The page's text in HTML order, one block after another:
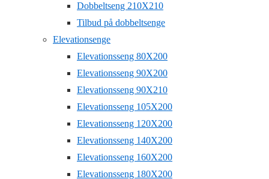
Dobbeltseng 210X210
Tilbud på dobbeltsenge
Elevationsenge
Elevationsseng 80X200
Elevationsseng 90X200
Elevationsseng 90X210
Elevationsseng 105X200
Elevationsseng 120X200
Elevationsseng 140X200
Elevationsseng 160X200
Elevationsseng 180X200